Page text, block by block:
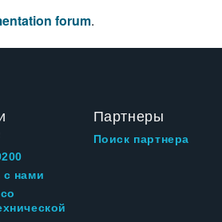
forum.
с нами
Партнеры
Поиск партнера